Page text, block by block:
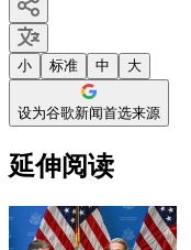
小 标准 中 大
设为谷歌新闻首选来源
延伸阅读